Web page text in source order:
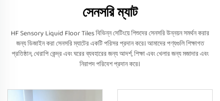
সেনসরি ম্যাট
HF Sensory Liquid Floor Tiles বিভিন্ন সেটিংয়ে শিশুদের সেনসরি উন্নয়ন সমর্থন করার
জন্য ডিজাইন করা সেনসরি ম্যাটের একটি পরিসর প্রদান করে। আমাদের পণ্যগুলি শিক্ষাগত
প্রতিষ্ঠান, থেরাপি কেন্দ্র এবং ঘরের ব্যবহারের জন্য আদর্শ, শিক্ষা এবং খেলার জন্য মজাদার এবং
নিরাপদ পরিবেশ প্রদান করে।